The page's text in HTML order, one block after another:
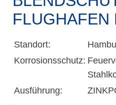
FLUGHAFEN
Standort:
Korrosionsschutz:
Ausführung: